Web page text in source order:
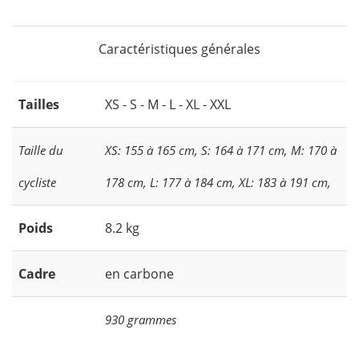
Caractéristiques générales
Tailles XS - S - M - L - XL - XXL
Taille du
cycliste
XS: 155 à 165 cm, S: 164 à 171 cm, M: 170 à
178 cm, L: 177 à 184 cm, XL: 183 à 191 cm,
Poids 8.2 kg
Cadre en carbone
930 grammes